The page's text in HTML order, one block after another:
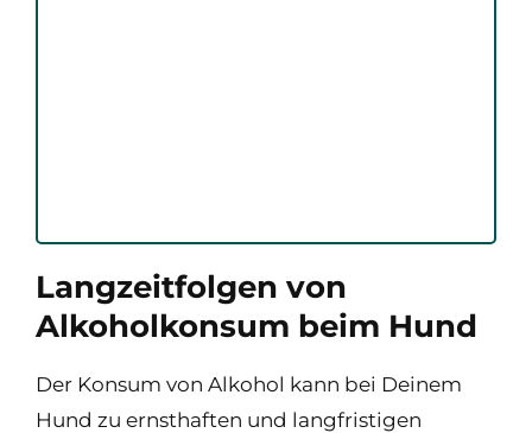
Langzeitfolgen von
Alkoholkonsum beim Hund
Der Konsum von Alkohol kann bei Deinem
Hund zu ernsthaften und langfristigen